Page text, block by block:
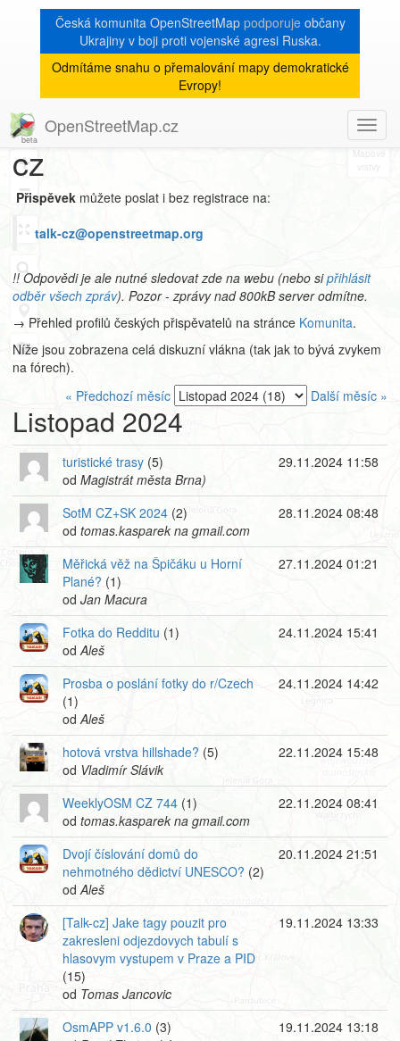
Česká komunita OpenStreetMap podporujeobčany
Ukrajiny v boji proti vojenské agresi Ruska.
Odmítáme snahu o přemalování mapy demokratické
Evropy!
OpenStreetMap.cz
8
+
−
Archiv
mailové konference talk-
cz
Přispěvek můžete poslat i bez registrace na:
talk-cz@openstreetmap.org
!! Odpovědi je ale nutné sledovat zde na webu (nebo sipřihlásit
odběr všech zpráv). Pozor - zprávy nad 800kB server odmítne.
→ Přehled profilů českých přispěvatelů na stránce Komunita.
Níže jsou zobrazena celá diskuzní vlákna (tak jak to bývá zvykem
na fórech).
« Předchozí měsíc
Další měsíc »
Listopad 2024
turistické trasy (5)
od Magistrát města Brna)
29.11.2024 11:58
SotM CZ+SK 2024 (2)
od tomas.kasparek na gmail.com
28.11.2024 08:48
Měřická věž na Špičáku u Horní
Plané? (1)
od Jan Macura
27.11.2024 01:21
Fotka do Redditu (1)
odAleš
24.11.2024 15:41
Prosba o poslání fotky do r/Czech
(1)
odAleš
24.11.2024 14:42
hotová vrstva hillshade? (5)
od Vladimír Slávik
22.11.2024 15:48
WeeklyOSM CZ 744 (1)
od tomas.kasparek na gmail.com
22.11.2024 08:41
Dvojí číslování domů do
nehmotného dědictví UNESCO? (2)
odAleš
20.11.2024 21:51
[Talk-cz] Jake tagy pouzit pro
zakresleni odjezdovych tabulí s
hlasovym vystupem v Praze a PID
(15)
od Tomas Jancovic
19.11.2024 13:33
OsmAPP v1.6.0 (3)
19.11.2024 13:18